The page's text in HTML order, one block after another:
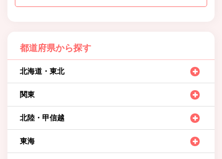
都道府県から探す
北海道・東北
関東
北陸・甲信越
東海